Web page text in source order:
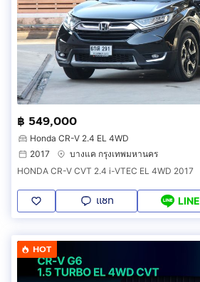
฿ 549,000
Honda CR-V 2.4 EL 4WD
2017
บางแค กรุงเทพมหานคร
HONDA CR-V CVT 2.4 i-VTEC EL 4WD 2017
แชท LINE
HOT